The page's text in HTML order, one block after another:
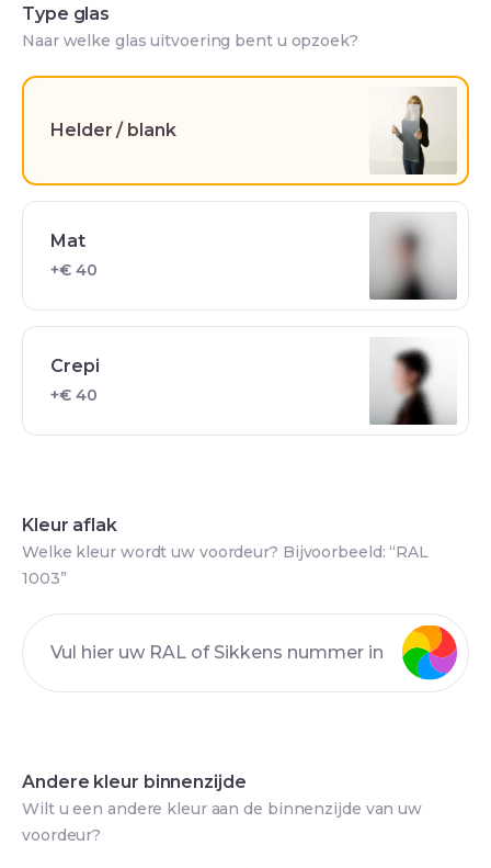
Type glas
Naar welke glas uitvoering bent u opzoek?
Helder / blank
Mat
+€ 40
Crepi
+€ 40
Kleur aflak
Welke kleur wordt uw voordeur? Bijvoorbeeld: “RAL
1003”
Andere kleur binnenzijde
Wilt u een andere kleur aan de binnenzijde van uw
voordeur?